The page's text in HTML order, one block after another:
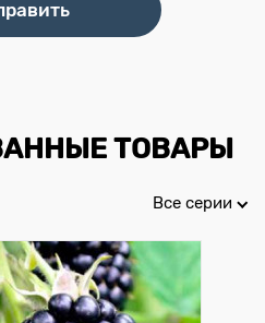
ТОВАРЫ
Все серии